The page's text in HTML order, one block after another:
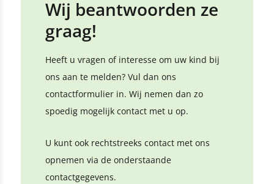
Wij beantwoorden ze
graag!
Heeft u vragen of interesse om uw kind bij
ons aan te melden? Vul dan ons
contactformulier in. Wij nemen dan zo
spoedig mogelijk contact met u op.
U kunt ook rechtstreeks contact met ons
opnemen via de onderstaande
contactgegevens.